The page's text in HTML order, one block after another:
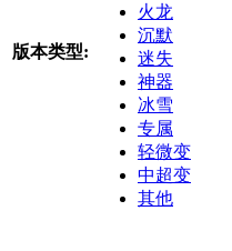
版本类型:
火龙
沉默
迷失
神器
冰雪
专属
轻微变
中超变
其他